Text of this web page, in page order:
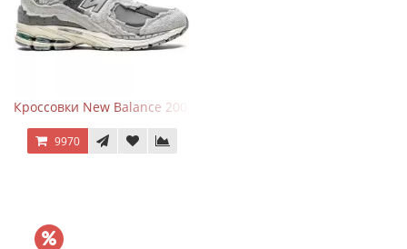
Кроссовки New Balance 2002R Protection Pack Grey
9970